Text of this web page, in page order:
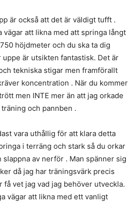
är också att det är väldigt tufft .
vägar att likna med att springa långt
höjdmeter och du ska ta dig
är utsikten fantastisk. Det är
tekniska stigar men framförallt
koncentration . När du kommer
men INTE mer än att jag orkade
och pannben .
vara uthållig för att klara detta
i terräng och stark så du orkar
av nerför . Man spänner sig
då jag har träningsvärk precis
få vet jag vad jag behöver utveckla.
vägar att likna med ett vanligt